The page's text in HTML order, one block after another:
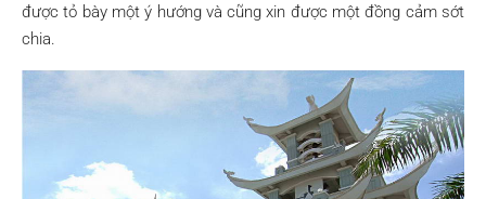
được tỏ bày một ý hướng và cũng xin được một đồng cảm sớt
chia.